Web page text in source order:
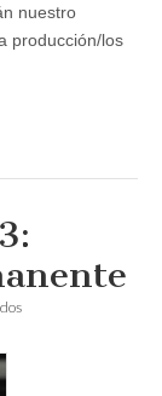
nuestro
producción/los
en